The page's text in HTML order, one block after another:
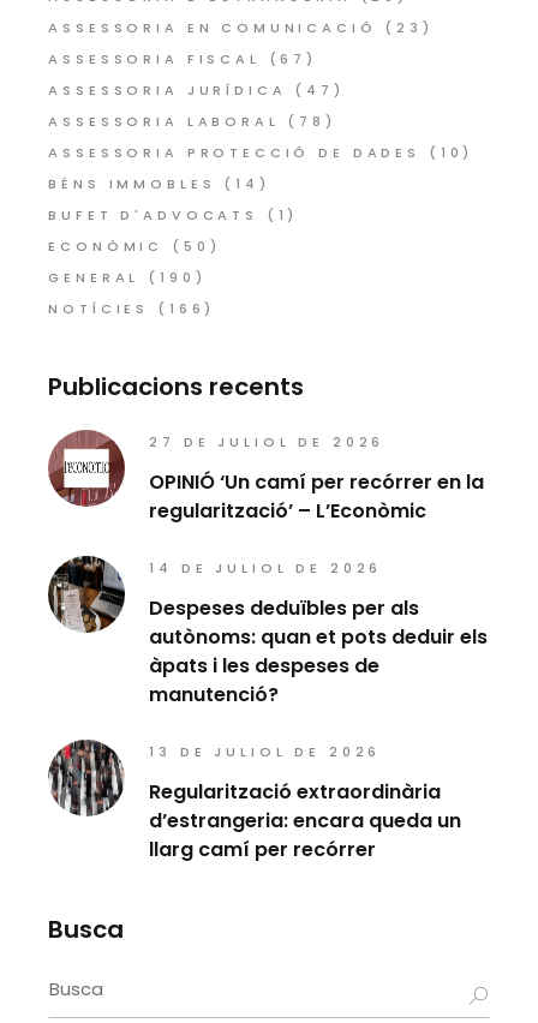
ASSESSORIA EN COMUNICACIÓ
(23)
ASSESSORIA FISCAL
(67)
ASSESSORIA JURÍDICA
(47)
ASSESSORIA LABORAL
(78)
ASSESSORIA PROTECCIÓ DE DADES
(10)
BÉNS IMMOBLES
(14)
BUFET D'ADVOCATS
(1)
ECONÒMIC
(50)
GENERAL
(190)
NOTÍCIES
(166)
Publicacions recents
27 DE JULIOL DE 2026
OPINIÓ ‘Un camí per recórrer en la
regularització’ – L’Econòmic
14 DE JULIOL DE 2026
Despeses deduïbles per als
autònoms: quan et pots deduir els
àpats i les despeses de
manutenció?
13 DE JULIOL DE 2026
Regularització extraordinària
d’estrangeria: encara queda un
llarg camí per recórrer
Busca
Search
for: